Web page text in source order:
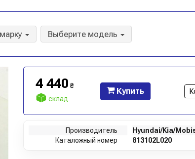
Выберите модель
4 440 ₴
склад
Купить
Производитель
Hyundai/Kia/
Каталожный номер
813102L020